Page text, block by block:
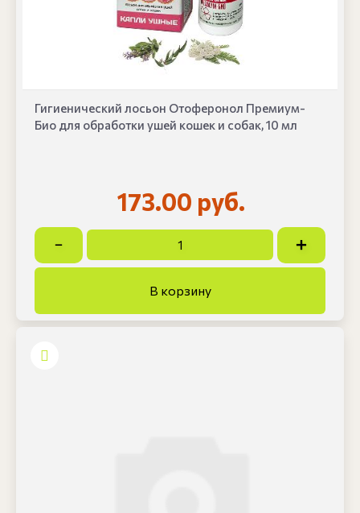
Гигиенический лосьон Отоферонол Премиум-
Био для обработки ушей кошек и собак, 10 мл
173.00 руб.